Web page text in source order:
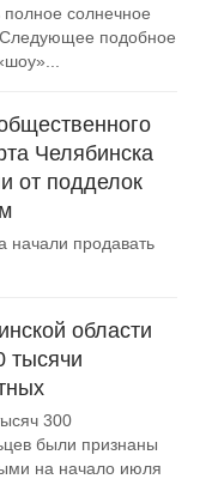
полное солнечное
подобное
Челябинска
от подделок
начали продавать
области
тысячи
300
были признаны
на начало июля